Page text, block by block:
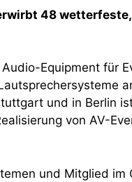
48 wetterfeste,
Equipment für
und in Berlin
von AV-
und Mitglied im